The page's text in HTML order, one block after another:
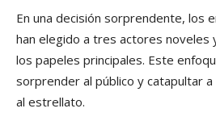
En una decisión sorprendente, los
han elegido a tres actores noveles
los papeles principales. Este
sorprender al público y catapultar
al estrellato.